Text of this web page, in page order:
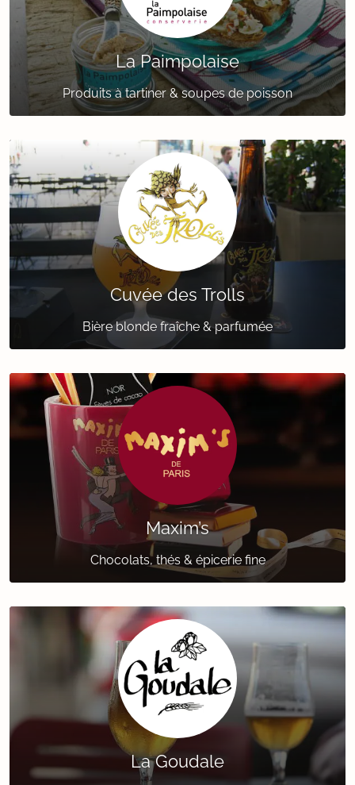
La Paimpolaise
Produits à tartiner & soupes de poisson
Cuvée des Trolls
Bière blonde fraîche & parfumée
Maxim’s
Chocolats, thés & épicerie fine
La Goudale